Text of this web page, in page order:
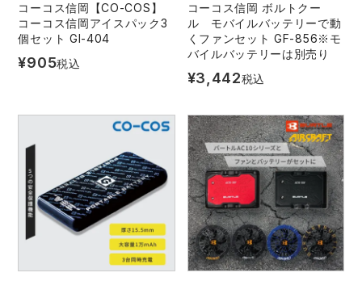
コーコス信岡【CO-COS】
コーコス信岡アイスパック3
個セット GI-404
¥905税込
コーコス信岡 ボルトクー
ル モバイルバッテリーで動
くファンセット GF-856※モ
バイルバッテリーは別売り
¥3,442税込